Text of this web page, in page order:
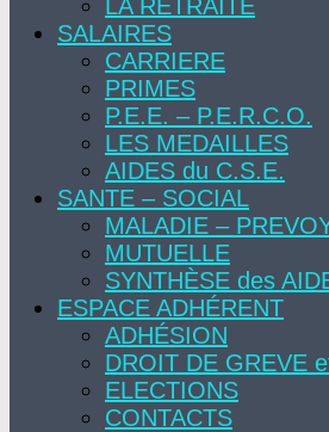
LA RETRAITE
SALAIRES
CARRIERE
PRIMES
P.E.E. – P.E.R.C.O.
LES MEDAILLES
AIDES du C.S.E.
SANTE – SOCIAL
MALADIE –
MUTUELLE
SYNTHÈSE des
ESPACE ADHÉRENT
ADHÉSION
DROIT DE GREVE
ELECTIONS
CONTACTS